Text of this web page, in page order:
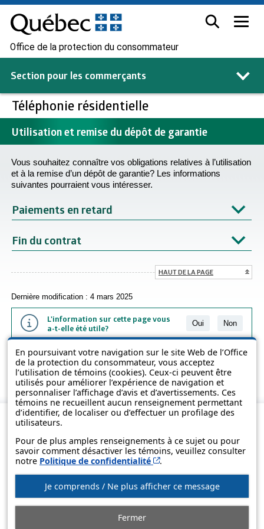
En poursuivant votre navigation sur le site Web de l’Office
de la protection du consommateur, vous acceptez
l’utilisation de témoins (cookies). Ceux-ci peuvent être
utilisés pour améliorer l’expérience de navigation et
personnaliser l’affichage d’avis et d’avertissements. Ces
témoins ne recueillent aucun renseignement permettant
d’identifier, de localiser ou d’effectuer un profilage des
utilisateurs.
Pour de plus amples renseignements à ce sujet ou pour
savoir comment désactiver les témoins, veuillez consulter
notre Politique de confidentialité Cet hyperlien s’ouvrira
.
Je comprends / Ne plus afficher ce message
Fermer
Office de la protection du consommateur
Section pour les commerçants
Téléphonie résidentielle
Utilisation et remise du dépôt de garantie
Vous souhaitez connaître vos obligations relatives à l’utilisation
et à la remise d’un dépôt de garantie? Les informations
suivantes pourraient vous intéresser.
Paiements en retard
Fin du contrat
HAUT DE LA PAGE
Dernière modification : 4 mars 2025
L'information sur cette page vous
a-t-elle été utile?
Oui Non
L'information présentée dans cette page a été vulgarisée pour en
favoriser la compréhension. Elle ne remplace pas les textes des lois
et des règlements.
© Gouvernement du Québec, 2013-2025